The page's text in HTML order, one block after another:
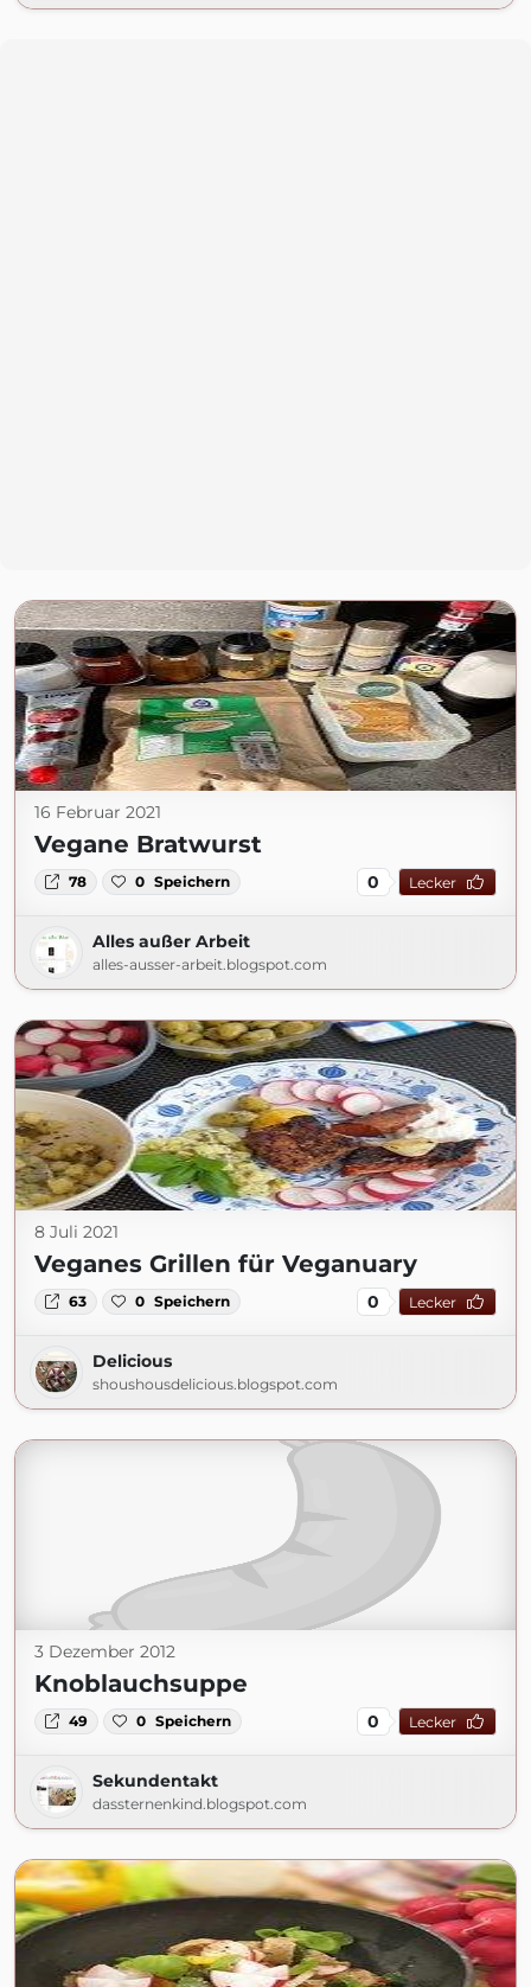
16 Februar 2021
Vegane Bratwurst
78 0 Speichern 0 Lecker
Alles außer Arbeit
alles-ausser-arbeit.blogspot.com
8 Juli 2021
Veganes Grillen für Veganuary
63 0 Speichern 0 Lecker
Delicious
shoushousdelicious.blogspot.com
3 Dezember 2012
Knoblauchsuppe
49 0 Speichern 0 Lecker
Sekundentakt
dassternenkind.blogspot.com